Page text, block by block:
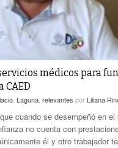
médicos para
CAED
, Laguna, relevantes por Liliana
cuando se desempeñó en
no cuenta con
él y otro trabajador